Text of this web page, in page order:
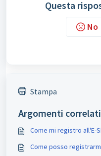
Questa
No
Stampa
Argomenti
Come mi registro all'E-
Come posso